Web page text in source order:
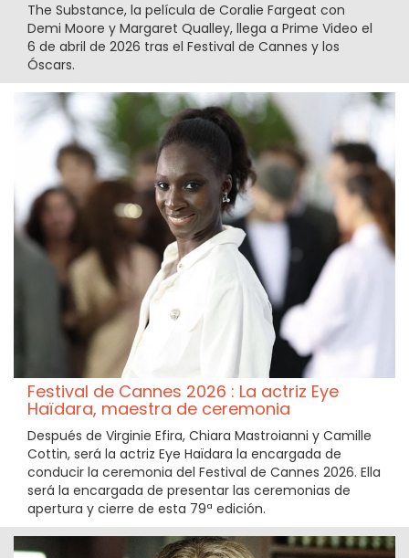
The Substance, la película de Coralie Fargeat con
Demi Moore y Margaret Qualley, llega a Prime Video el
6 de abril de 2026 tras el Festival de Cannes y los
Óscars.
Festival de Cannes 2026 : La actriz Eye
Haïdara, maestra de ceremonia
Después de Virginie Efira, Chiara Mastroianni y Camille
Cottin, será la actriz Eye Haïdara la encargada de
conducir la ceremonia del Festival de Cannes 2026. Ella
será la encargada de presentar las ceremonias de
apertura y cierre de esta 79ª edición.